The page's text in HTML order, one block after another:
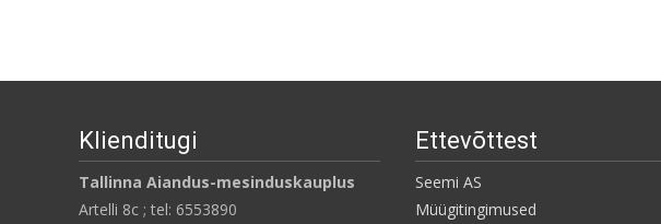
Klienditugi
Tallinna Aiandus-mesinduskauplus
Artelli 8c ; tel: 6553890
Ettevõttest
Seemi AS
Müügitingimused